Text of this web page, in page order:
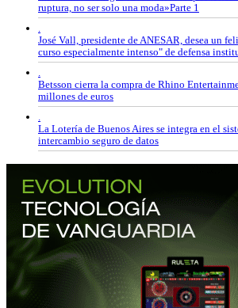
ruptura, no ser solo una moda»Parte 1
.
José Vall, presidente de ANESAR, desea un
curso especialmente intenso" de defensa
.
Betsson cierra la compra de Rhino
millones de euros
.
La Lotería de Buenos Aires se integra en el
intercambio seguro de datos